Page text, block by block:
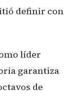
definir con
líder
garantiza
de